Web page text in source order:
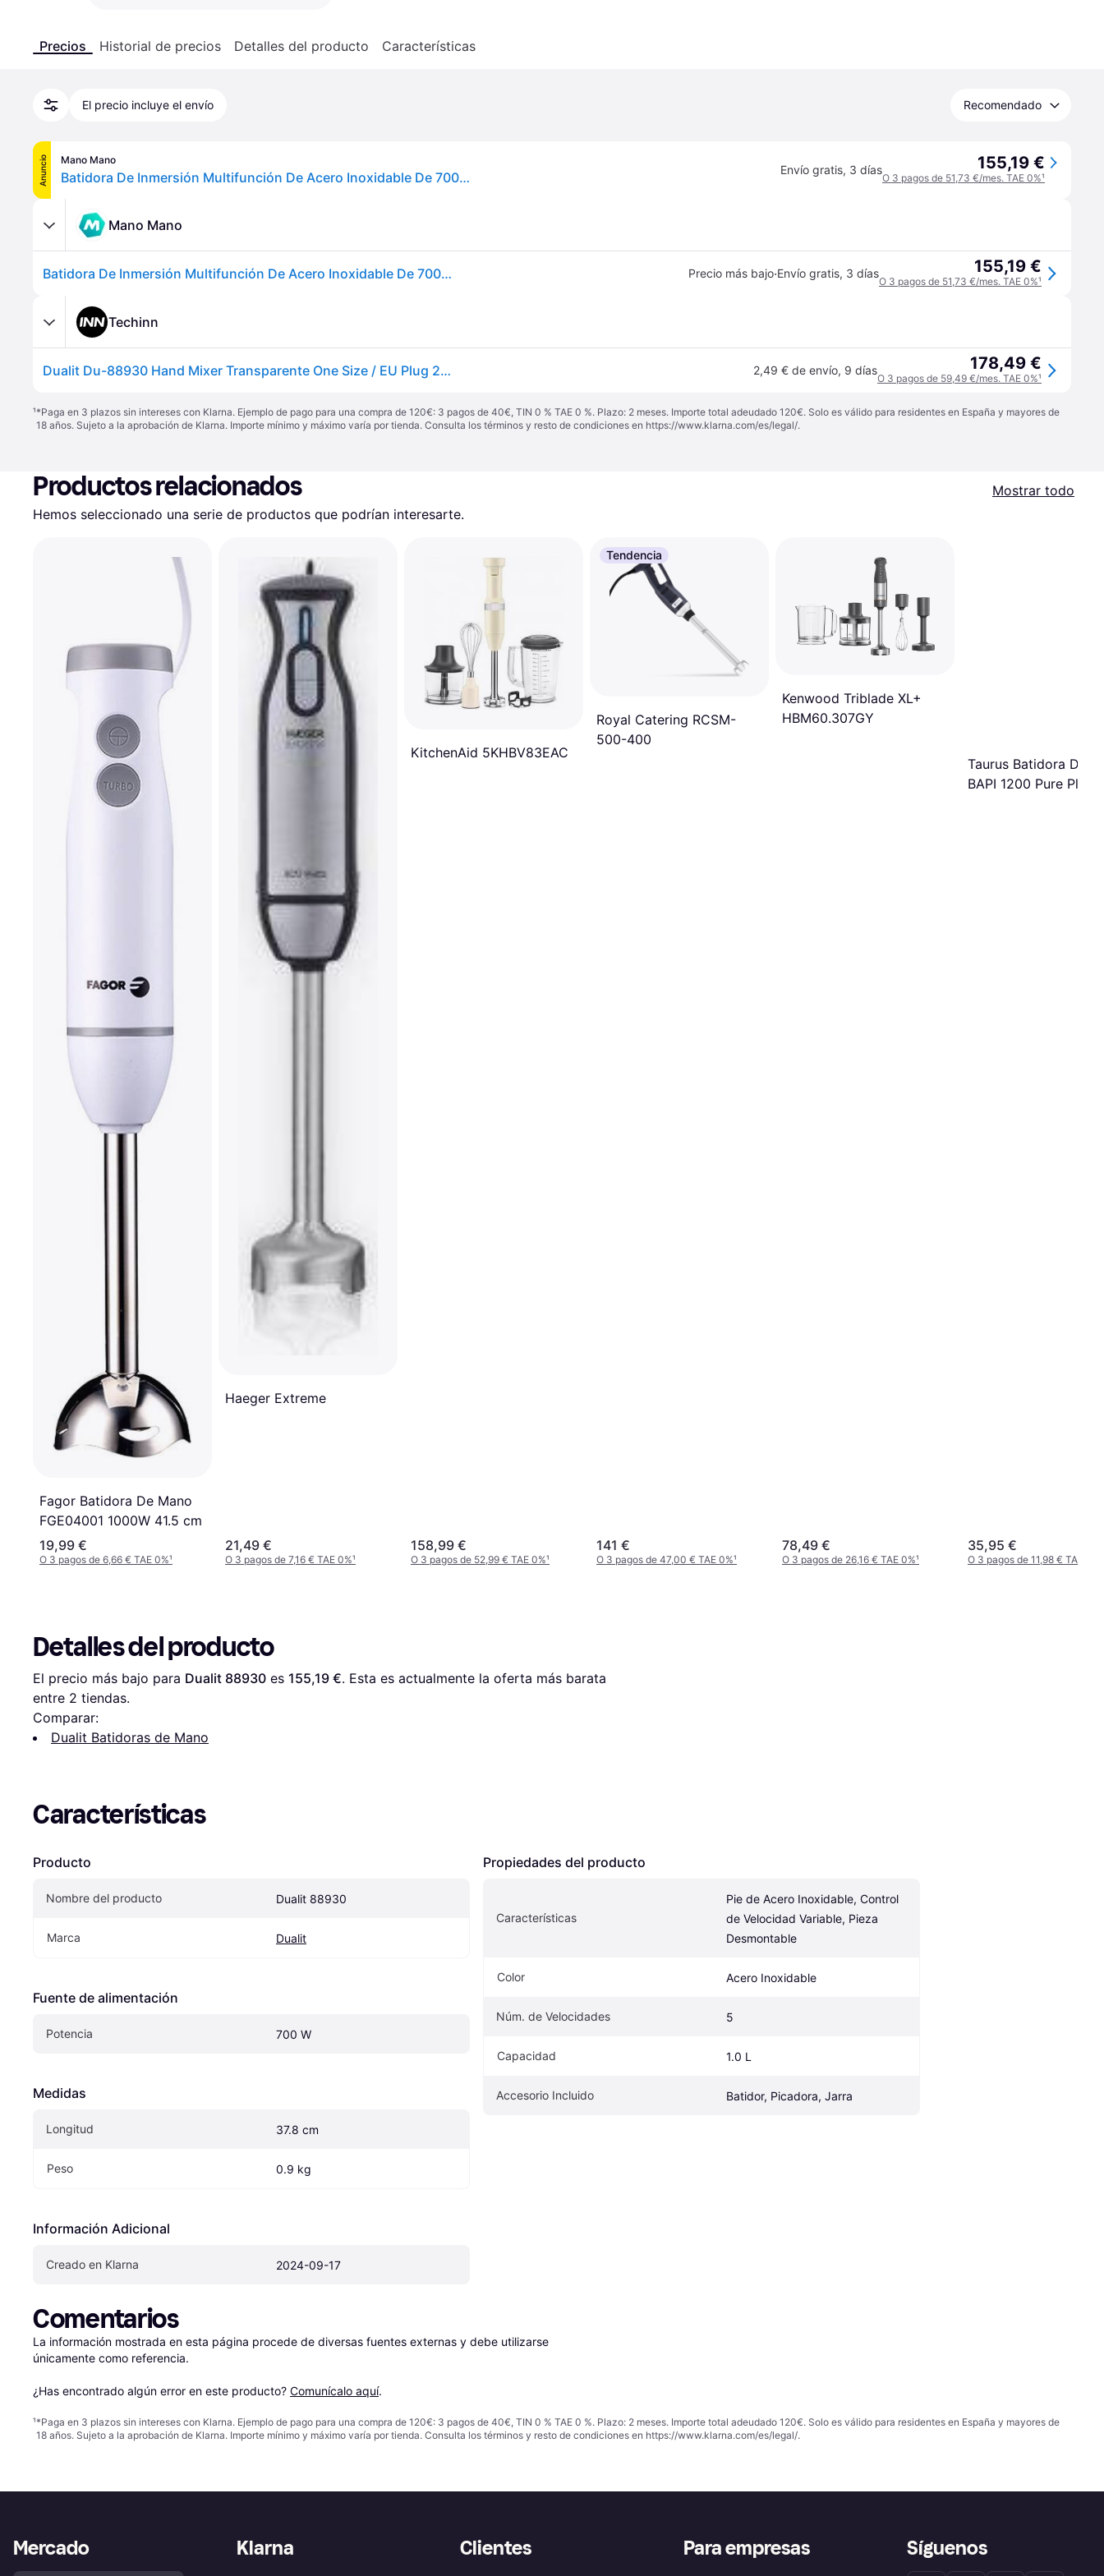
Precios Historial de precios Detalles del producto Características
El precio incluye el envío Recomendado
Anuncio Mano Mano
Batidora De Inmersión Multifunción De Acero Inoxidable De 700w - 88930 - Dualit - Envío gratis, 3 días 155,19 €
O 3 pagos de 51,73 €/mes. TAE 0%¹
Mano Mano
Batidora De Inmersión Multifunción De Acero Inoxidable De 700w - 88930 - Dualit - Precio más bajo·Envío gratis, 3 días 155,19 €
O 3 pagos de 51,73 €/mes. TAE 0%¹
Techinn
Dualit Du-88930 Hand Mixer Transparente One Size / EU Plug 220V 2,49 € de envío, 9 días 178,49 €
O 3 pagos de 59,49 €/mes. TAE 0%¹
¹*Paga en 3 plazos sin intereses con Klarna. Ejemplo de pago para una compra de 120€: 3 pagos de 40€, TIN 0 % TAE 0 %. Plazo: 2 meses. Importe total adeudado 120€. Solo es válido para residentes en España y mayores de
18 años. Sujeto a la aprobación de Klarna. Importe mínimo y máximo varía por tienda. Consulta los términos y resto de condiciones en https://www.klarna.com/es/legal/.
Productos relacionados
Mostrar todo
Hemos seleccionado una serie de productos que podrían interesarte.
Fagor Batidora De Mano
FGE04001 1000W 41.5 cm
19,99 €
O 3 pagos de 6,66 € TAE 0%¹
Haeger Extreme
21,49 €
O 3 pagos de 7,16 € TAE 0%¹
KitchenAid 5KHBV83EAC
158,99 €
O 3 pagos de 52,99 € TAE 0%¹
Tendencia
Royal Catering RCSM-
500-400
141 €
O 3 pagos de 47,00 € TAE 0%¹
Kenwood Triblade XL+
HBM60.307GY
78,49 €
O 3 pagos de 26,16 € TAE 0%¹
Taurus Batidora De
BAPI 1200 Pure Plus
35,95 €
O 3 pagos de 11,98 € TAE 0%
Detalles del producto
El precio más bajo para Dualit 88930 es 155,19 €. Esta es actualmente la oferta más barata
entre 2 tiendas.
Comparar:
Dualit Batidoras de Mano
Características
Producto
Nombre del producto Dualit 88930
Marca Dualit
Fuente de alimentación
Potencia 700 W
Medidas
Longitud 37.8 cm
Peso 0.9 kg
Información Adicional
Creado en Klarna 2024-09-17
Propiedades del producto
Características
Pie de Acero Inoxidable, Control
de Velocidad Variable, Pieza
Desmontable
Color Acero Inoxidable
Núm. de Velocidades 5
Capacidad 1.0 L
Accesorio Incluido Batidor, Picadora, Jarra
Comentarios
La información mostrada en esta página procede de diversas fuentes externas y debe utilizarse
únicamente como referencia.
¿Has encontrado algún error en este producto? Comunícalo aquí.
¹*Paga en 3 plazos sin intereses con Klarna. Ejemplo de pago para una compra de 120€: 3 pagos de 40€, TIN 0 % TAE 0 %. Plazo: 2 meses. Importe total adeudado 120€. Solo es válido para residentes en España y mayores de
18 años. Sujeto a la aprobación de Klarna. Importe mínimo y máximo varía por tienda. Consulta los términos y resto de condiciones en https://www.klarna.com/es/legal/.
Klarna Clientes Para empresas
Mercado Síguenos